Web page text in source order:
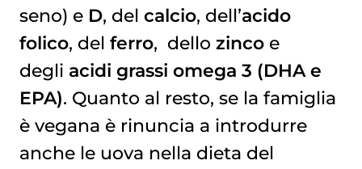
seno) e D, del calcio, dell’acido
folico, del ferro, dello zinco e
degli acidi grassi omega 3 (DHA e
EPA). Quanto al resto, se la famiglia
è vegana è rinuncia a introdurre
anche le uova nella dieta del